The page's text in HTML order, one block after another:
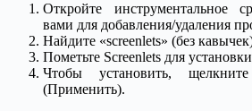
Откройте инструментальное
вами для добавления/удаления
Найдите «screenlets» (без
Пометьте Screenlets для
Чтобы установить,
(Применить).